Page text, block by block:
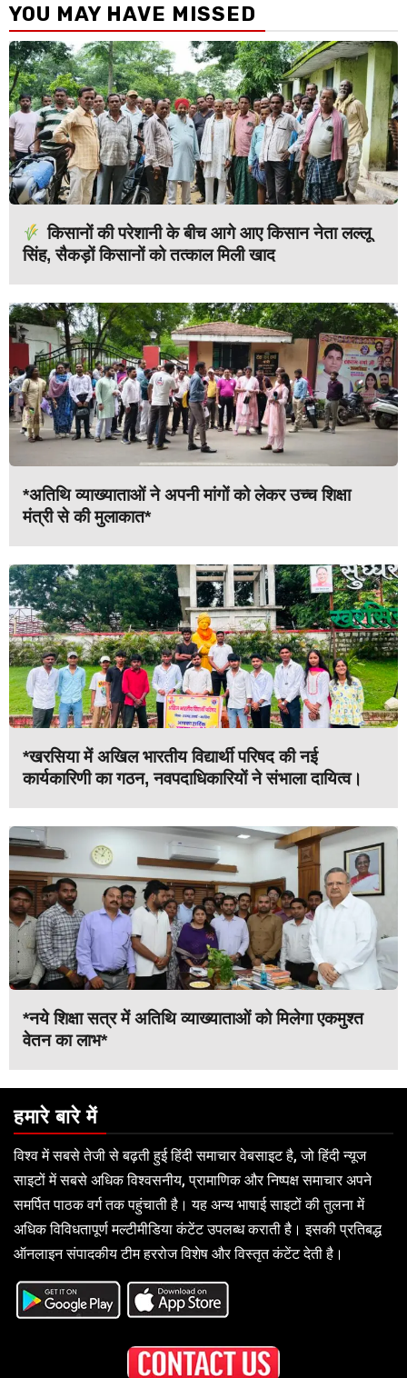
YOU MAY HAVE MISSED
किसानों की परेशानी के बीच आगे आए किसान नेता लल्लू
सिंह, सैकड़ों किसानों को तत्काल मिली खाद
*अतिथि व्याख्याताओं ने अपनी मांगों को लेकर उच्च शिक्षा
मंत्री से की मुलाकात*
*खरसिया में अखिल भारतीय विद्यार्थी परिषद की नई
कार्यकारिणी का गठन, नवपदाधिकारियों ने संभाला दायित्व।
*नये शिक्षा सत्र में अतिथि व्याख्याताओं को मिलेगा एकमुश्त
वेतन का लाभ*
हमारे बारे में
विश्व में सबसे तेजी से बढ़ती हुई हिंदी समाचार वेबसाइट है, जो हिंदी न्यूज
साइटों में सबसे अधिक विश्वसनीय, प्रामाणिक और निष्पक्ष समाचार अपने
समर्पित पाठक वर्ग तक पहुंचाती है। यह अन्य भाषाई साइटों की तुलना में
अधिक विविधतापूर्ण मल्टीमीडिया कंटेंट उपलब्ध कराती है। इसकी प्रतिबद्ध
ऑनलाइन संपादकीय टीम हररोज विशेष और विस्तृत कंटेंट देती है।